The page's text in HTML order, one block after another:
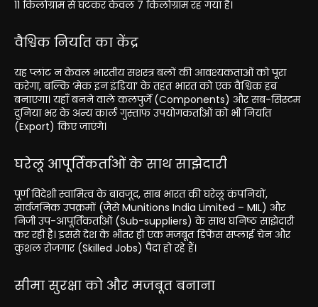
11 किलोग्राम से घटकर केवल 7 किलोग्राम रह गया है।
वैश्विक निर्यात का केंद्र
यह प्लांट न केवल भारतीय सशस्त्र बलों की आवश्यकताओं को पूरा
करेगा, बल्कि ‘मेक इन इंडिया’ के तहत भारत को एक वैश्विक हब
बनाएगा। यहाँ बनने वाले कलपुर्जे (Components) और सब-सिस्टम
दुनिया भर के अन्य कार्ल गुस्ताफ उपयोगकर्ताओं को भी निर्यात
(Export) किए जाएंगे।
घरेलू आपूर्तिकर्ताओं के साथ साझेदारी
पूर्ण विदेशी स्वामित्व के बावजूद, साब भारत की घरेलू कंपनियों,
सार्वजनिक उपक्रमों (जैसे Munitions India Limited – MIL) और
निजी उप-आपूर्तिकर्ताओं (Sub-suppliers) के साथ घनिष्ठ साझेदारी
कर रही है। इससे देश के भीतर ही एक मजबूत डिफेंस सप्लाई चेन और
कुशल रोजगार (Skilled Jobs) पैदा हो रहे हैं।
सीमा सुरक्षा को और मजबूत बनाना